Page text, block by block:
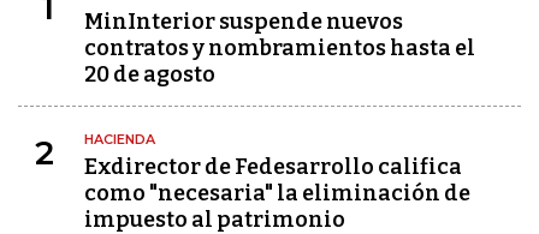
MinInterior suspende nuevos
contratos y nombramientos hasta el
20 de agosto
2 HACIENDA
Exdirector de Fedesarrollo califica
como "necesaria" la eliminación de
impuesto al patrimonio